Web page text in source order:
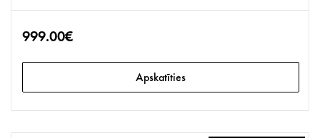
999.00€
Apskatīties